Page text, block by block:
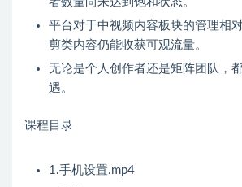
平台对于中视频内容板块的管理相
剪类内容仍能收获可观流量。
无论是个人创作者还是矩阵团队，
遇。
课程目录
1.手机设置.mp4